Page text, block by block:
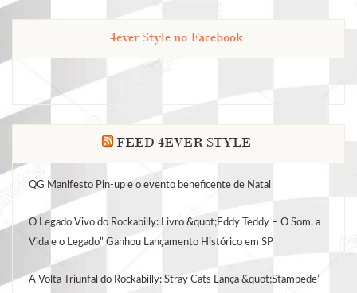
4ever Style no Facebook
FEED 4EVER STYLE
QG Manifesto Pin-up e o evento beneficente de Natal
O Legado Vivo do Rockabilly: Livro &quot;Eddy Teddy – O Som, a
Vida e o Legado” Ganhou Lançamento Histórico em SP
A Volta Triunfal do Rockabilly: Stray Cats Lança &quot;Stampede”